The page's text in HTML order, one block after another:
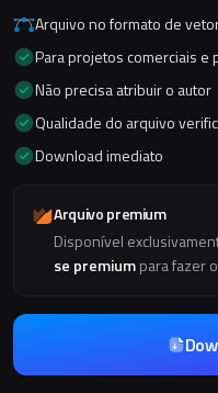
Arquivo no formato de
Para projetos comerciais e
Não precisa atribuir o autor
Qualidade do arquivo
Download imediato
Arquivo premium
Disponível
se premiumpara fazer